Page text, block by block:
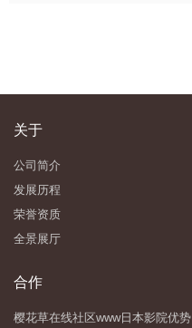
关于
公司简介
发展历程
荣誉资质
全景展厅
合作
樱花草在线社区www日本影院优势